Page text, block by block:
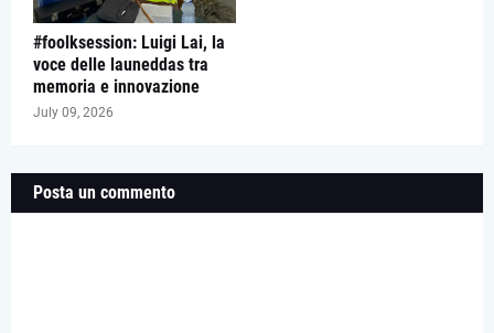
#foolksession: Luigi Lai, la
voce delle launeddas tra
memoria e innovazione
July 09, 2026
Posta un commento